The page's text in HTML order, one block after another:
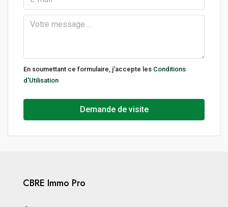
En soumettant ce formulaire, j'accepte les Conditions
d'Utilisation
Demande de visite
CBRE Immo Pro